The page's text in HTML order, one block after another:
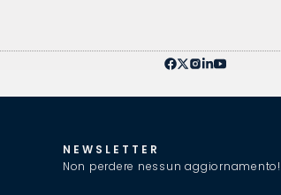
NEWSLETTER
Non perdere nessun aggiornamento!